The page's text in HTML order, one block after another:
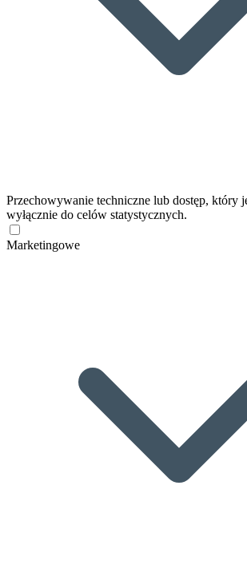
Przechowywanie techniczne lub dostęp, który
wyłącznie do celów statystycznych.
Marketingowe